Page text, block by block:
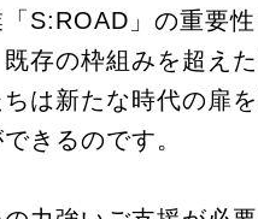
S:ROAD」の重要
存の枠組みを超え
は新たな時代の扉
きるのです。